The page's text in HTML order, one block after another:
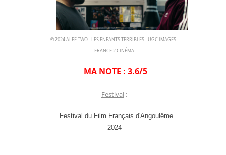
© 2024 ALEF TWO - LES ENFANTS TERRIBLES - UGC IMAGES -
FRANCE 2 CINÉMA
MA NOTE : 3.6/5
Festival :
Festival du Film Français d'Angoulême
2024